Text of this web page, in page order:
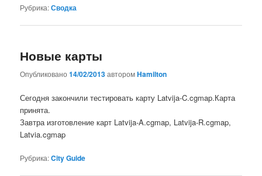
Рубрика:Сводка
Новые карты
Опубликовано14/02/2013авторомHamilton
Сегодня закончили тестировать карту Latvija-C.cgmap.Карта
принята.
Завтра изготовление карт Latvija-A.cgmap, Latvija-R.cgmap,
Latvia.cgmap
Рубрика:City Guide